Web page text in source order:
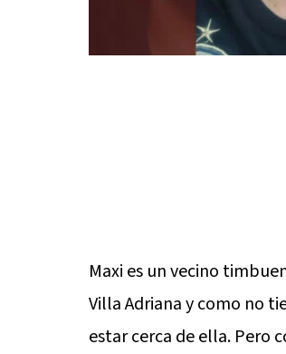
Maxi es un vecino
Villa Adriana y como no
estar cerca de ella. Pero